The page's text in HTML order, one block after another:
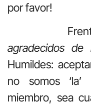
por favor!
Frente a
agradecidos de
Humildes:
no somos
miembro, sea